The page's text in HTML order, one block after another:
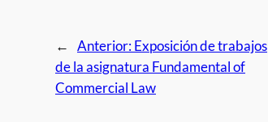
← Anterior:Exposición de trabajos
de la asignatura Fundamental of
Commercial Law